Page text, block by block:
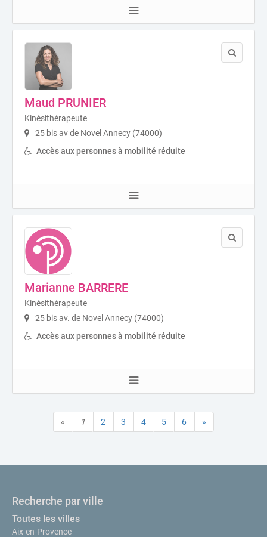
Maud PRUNIER
Kinésithérapeute
25 bis av de Novel Annecy (74000)
Accès aux personnes à mobilité réduite
Marianne BARRERE
Kinésithérapeute
25 bis av. de Novel Annecy (74000)
Accès aux personnes à mobilité réduite
« 1 2 3 4 5 6 »
Recherche par ville
Toutes les villes
Aix-en-Provence